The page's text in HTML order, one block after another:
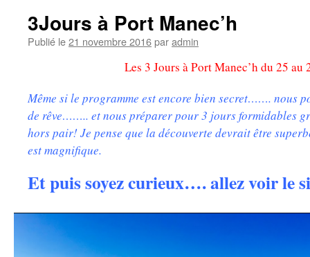
3Jours à Port Manec’h
Publié le21 novembre 2016paradmin
Les 3 Jours à Port Manec’h du 25
Même si le programme est encore bien secret……. nous
de rêve…….. et nous préparer pour 3 jours formidables
hors pair! Je pense que la découverte devrait être
est magnifique.
Et puis soyez curieux…. allez voir le